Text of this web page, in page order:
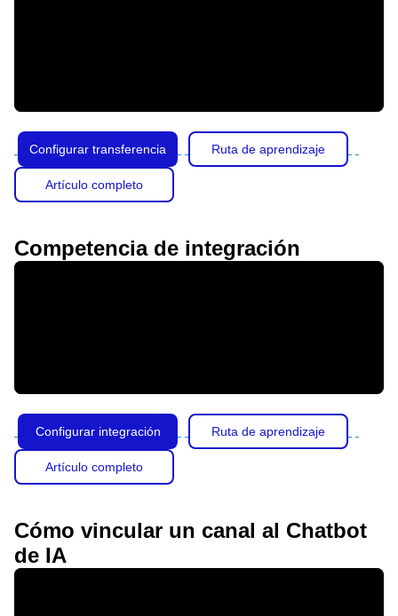
Configurar transferencia Ruta de aprendizaje
Artículo completo
Competencia de integración
Configurar integración Ruta de aprendizaje
Artículo completo
Cómo vincular un canal al Chatbot
de IA